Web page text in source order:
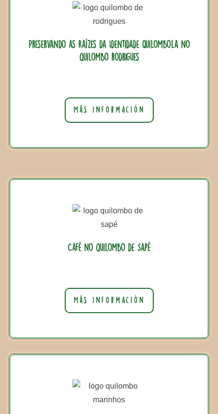
Preservando as Raízes da Identidade Quilombola no
quilombo rodrigues
Más información
Café no quilombo de Sapé
Más información